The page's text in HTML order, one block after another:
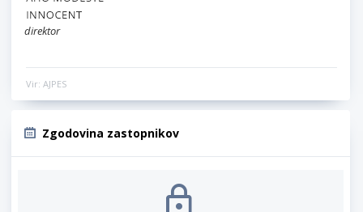
direktor
Vir: AJPES
Zgodovina zastopnikov